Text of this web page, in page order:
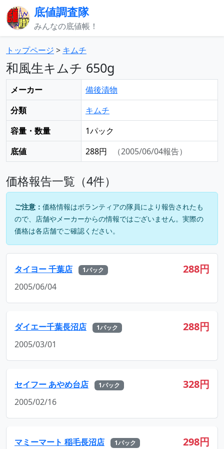
底値調査隊
みんなの底値帳！
トップページ > キムチ
和風生キムチ 650g
メーカー
備後漬物
分類
キムチ
容量・数量
1パック
底値
288円 （2005/06/04報告）
価格報告一覧（4件）
ご注意： 価格情報はボランティアの隊員により報告されたも
ので、店舗やメーカーからの情報ではございません。実際の
価格は各店舗でご確認ください。
タイヨー 千葉店 1パック 288円
2005/06/04
ダイエー千葉長沼店 1パック 288円
2005/03/01
セイフー あやめ台店 1パック 328円
2005/02/16
マミーマート 稲毛長沼店 1パック 298円